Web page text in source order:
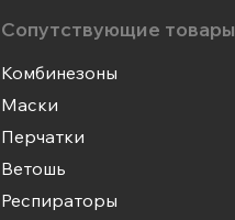
Сопутствующие товары
Комбинезоны
Маски
Перчатки
Ветошь
Респираторы